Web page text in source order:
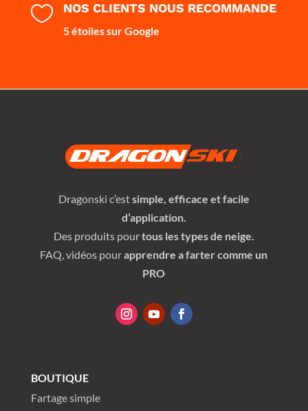
 NOS CLIENTS NOUS RECOMMANDE
5 étoiles sur Google
Dragonski c’estsimple, efficace et facile
d’application.
Des produits pourtous les types de neige.
FAQ, vidéos pourapprendre a farter comme un
PRO
BOUTIQUE
Fartage simple
BIENVENUE,
Email Address